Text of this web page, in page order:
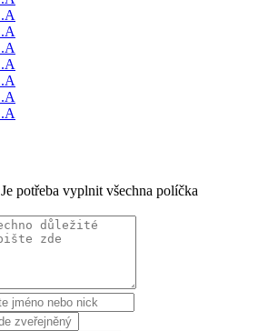
Je potřeba vyplnit všechna políčka